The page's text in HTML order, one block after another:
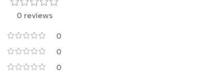
0 reviews
0
0
0